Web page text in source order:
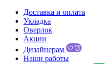
Доставка и оплата
Укладка
Оверлок
Акции
Дизайнерам
Наши работы